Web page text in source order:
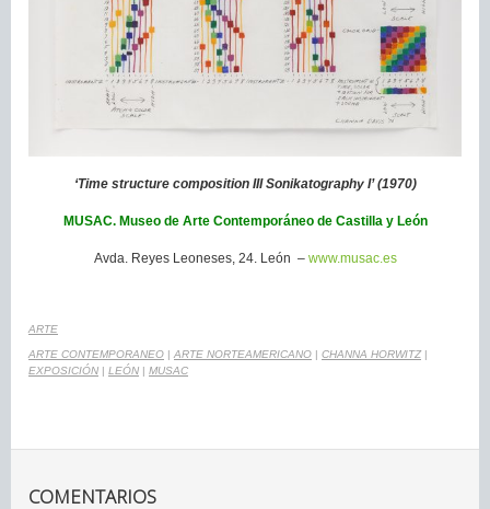
‘Time structure composition III Sonikatography I’ (1970)
MUSAC. Museo de Arte Contemporáneo de Castilla y León
Avda. Reyes Leoneses, 24. León – www.musac.es
ARTE
ARTE CONTEMPORANEO | ARTE NORTEAMERICANO | CHANNA HORWITZ|
EXPOSICIÓN | LEÓN | MUSAC
COMENTARIOS